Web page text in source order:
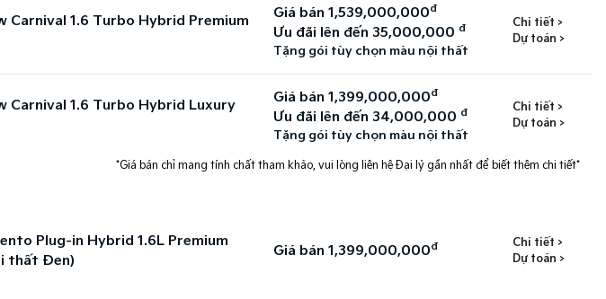
Carnival 1.6 Turbo Hybrid Premium
Giá bán 1,539,000,000đ
Ưu đãi lên đến 35,000,000 đ
Tặng gói tùy chọn màu nội thất
Chi tiết >
Dự toán >
Carnival 1.6 Turbo Hybrid Luxury
Giá bán 1,399,000,000đ
Ưu đãi lên đến 34,000,000 đ
Tặng gói tùy chọn màu nội thất
Chi tiết >
Dự toán >
*Giá bán chỉ mang tính chất tham khảo, vui lòng liên hệ Đại lý gần nhất để biết thêm chi tiết*
Plug-in Hybrid 1.6L Premium
thất Đen)
Giá bán 1,399,000,000đ
Chi tiết >
Dự toán >